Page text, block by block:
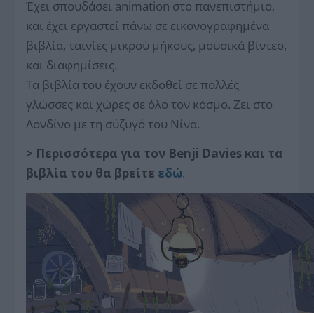
Έχει σπουδάσει animation στο πανεπιστήμιο,
και έχει εργαστεί πάνω σε εικονογραφημένα
βιβλία, ταινίες μικρού μήκους, μουσικά βίντεο,
και διαφημίσεις.
Τα βιβλία του έχουν εκδοθεί σε πολλές
γλώσσες και χώρες σε όλο τον κόσμο. Ζει στο
Λονδίνο με τη σύζυγό του Νίνα.
> Περισσότερα για τον Benji Davies και τα
βιβλία του θα βρείτε εδώ.